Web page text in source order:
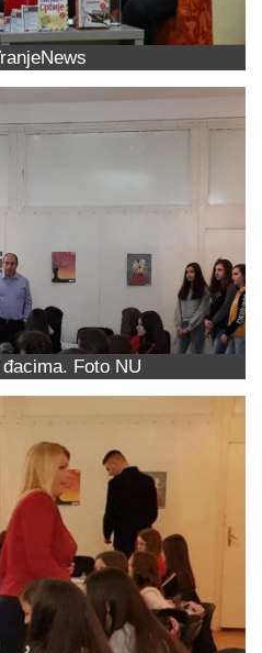
Foto NU